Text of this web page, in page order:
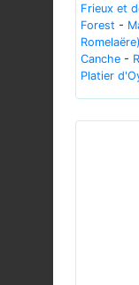
Frieux et
Forest -
Romelaëre)
Canche -
Platier